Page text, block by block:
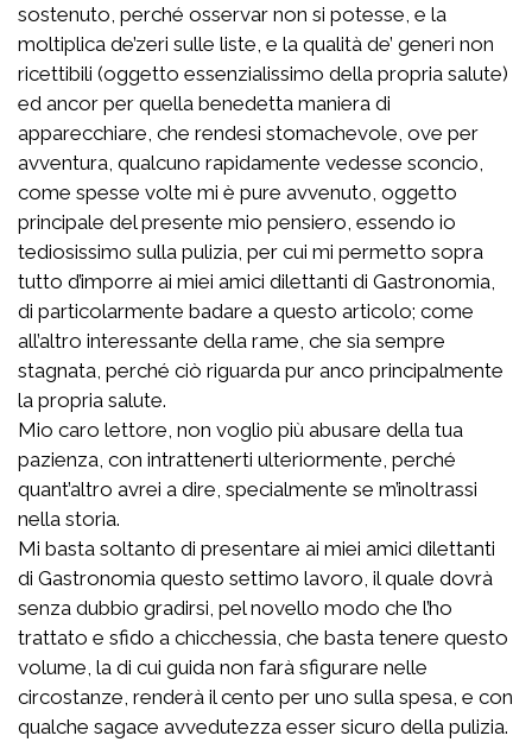
sostenuto, perché osservar non si potesse, e la
moltiplica de’zeri sulle liste, e la qualità de’ generi non
ricettibili (oggetto essenzialissimo della propria salute)
ed ancor per quella benedetta maniera di
apparecchiare, che rendesi stomachevole, ove per
avventura, qualcuno rapidamente vedesse sconcio,
come spesse volte mi è pure avvenuto, oggetto
principale del presente mio pensiero, essendo io
tediosissimo sulla pulizia, per cui mi permetto sopra
tutto d’imporre ai miei amici dilettanti di Gastronomia,
di particolarmente badare a questo articolo; come
all’altro interessante della rame, che sia sempre
stagnata, perché ciò riguarda pur anco principalmente
la propria salute.
Mio caro lettore, non voglio più abusare della tua
pazienza, con intrattenerti ulteriormente, perché
quant’altro avrei a dire, specialmente se m’inoltrassi
nella storia.
Mi basta soltanto di presentare ai miei amici dilettanti
di Gastronomia questo settimo lavoro, il quale dovrà
senza dubbio gradirsi, pel novello modo che l’ho
trattato e sfido a chicchessia, che basta tenere questo
volume, la di cui guida non farà sfigurare nelle
circostanze, renderà il cento per uno sulla spesa, e con
qualche sagace avvedutezza esser sicuro della pulizia.